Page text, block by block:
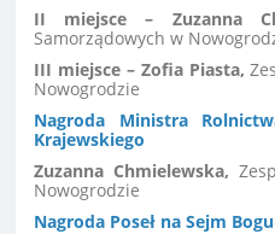
II miejsce – Zuzanna
Samorządowych w
III miejsce – Zofia Piasta,
Nowogrodzie
Nagroda Ministra
Krajewskiego
Zuzanna Chmielewska,
Nowogrodzie
Nagroda Poseł na Sejm